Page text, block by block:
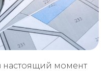
настоящий момент